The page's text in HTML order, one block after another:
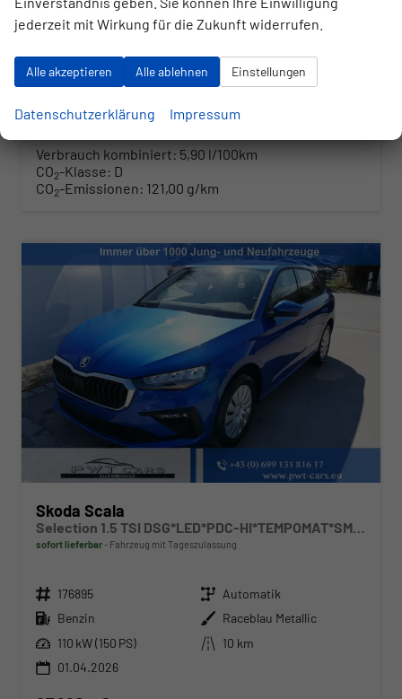
01.03.2026
27.990,– €
UVP:34.030,– €
incl. 20% MwSt.
Verbrauch kombiniert: 5,90 l/100km
CO2-Klasse: D
CO2-Emissionen: 121,00 g/km
Skoda Scala
Selection 1.5 TSI DSG*LED*PDC-HI*TEMPOMAT*SMARTLINK*SHZ*KLIMA*RADIO
sofort lieferbar Fahrzeug mit Tageszulassung
Fahrzeugnr. 176895 Getriebe Automatik
Kraftstoff Benzin Außenfarbe Raceblau Metallic
Leistung 110 kW (150 PS) Kilometerstand
10 km
01.04.2026
jederzeit mit Wirkung für die Zukunft widerrufen.
Alle akzeptieren Alle ablehnen Einstellungen
Datenschutzerklärung Impressum